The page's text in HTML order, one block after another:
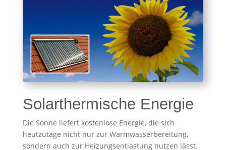
Solarthermische Energie
Die Sonne liefert kostenlose Energie, die sich
heutzutage nicht nur zur Warmwasserbereitung,
sondern auch zur Heizungsentlastung nutzen lässt.